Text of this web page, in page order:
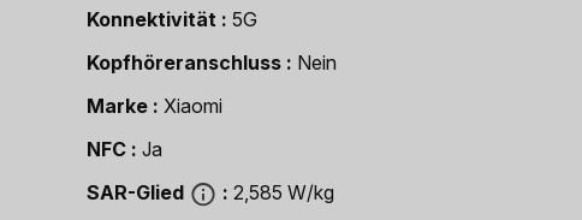
Konnektivität
5G
Kopfhöreranschluss
Nein
Marke
Xiaomi
NFC
Ja
SAR-Glied
2,585 W/kg